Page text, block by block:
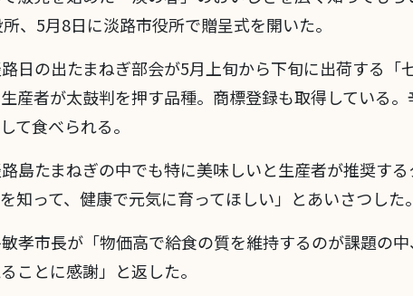
、5月8日に淡路市役所で贈呈式を開いた。
路日の出たまねぎ部会が5月上旬から下旬に出荷する「
産者が太鼓判を押す品種。商標登録も取得している
て食べられる。
島たまねぎの中でも特に美味しいと生産者が推奨す
知って、健康で元気に育ってほしい」とあいさつした。
孝市長が「物価高で給食の質を維持するのが課題の
ことに感謝」と返した。